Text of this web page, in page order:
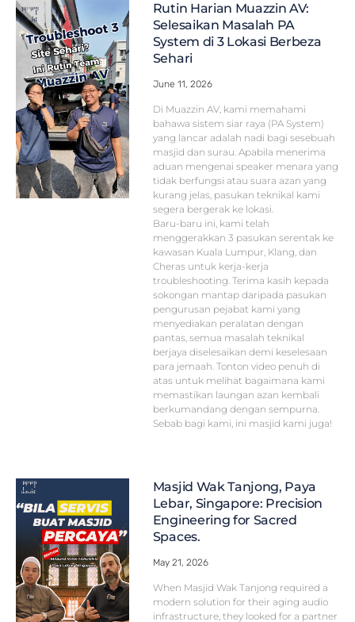
Rutin Harian Muazzin AV:
Selesaikan Masalah PA
System di 3 Lokasi Berbeza
Sehari
June 11, 2026
Di Muazzin AV, kami memahami
bahawa sistem siar raya (PA System)
yang lancar adalah nadi bagi sesebuah
masjid dan surau. Apabila menerima
aduan mengenai speaker menara yang
tidak berfungsi atau suara azan yang
kurang jelas, pasukan teknikal kami
segera bergerak ke lokasi.
Baru-baru ini, kami telah
menggerakkan 3 pasukan serentak ke
kawasan Kuala Lumpur, Klang, dan
Cheras untuk kerja-kerja
troubleshooting. Terima kasih kepada
sokongan mantap daripada pasukan
pengurusan pejabat kami yang
menyediakan peralatan dengan
pantas, semua masalah teknikal
berjaya diselesaikan demi keselesaan
para jemaah. Tonton video penuh di
atas untuk melihat bagaimana kami
memastikan laungan azan kembali
berkumandang dengan sempurna.
Sebab bagi kami, ini masjid kami juga!
Masjid Wak Tanjong, Paya
Lebar, Singapore: Precision
Engineering for Sacred
Spaces.
May 21, 2026
When Masjid Wak Tanjong required a
modern solution for their aging audio
infrastructure, they looked for a partner